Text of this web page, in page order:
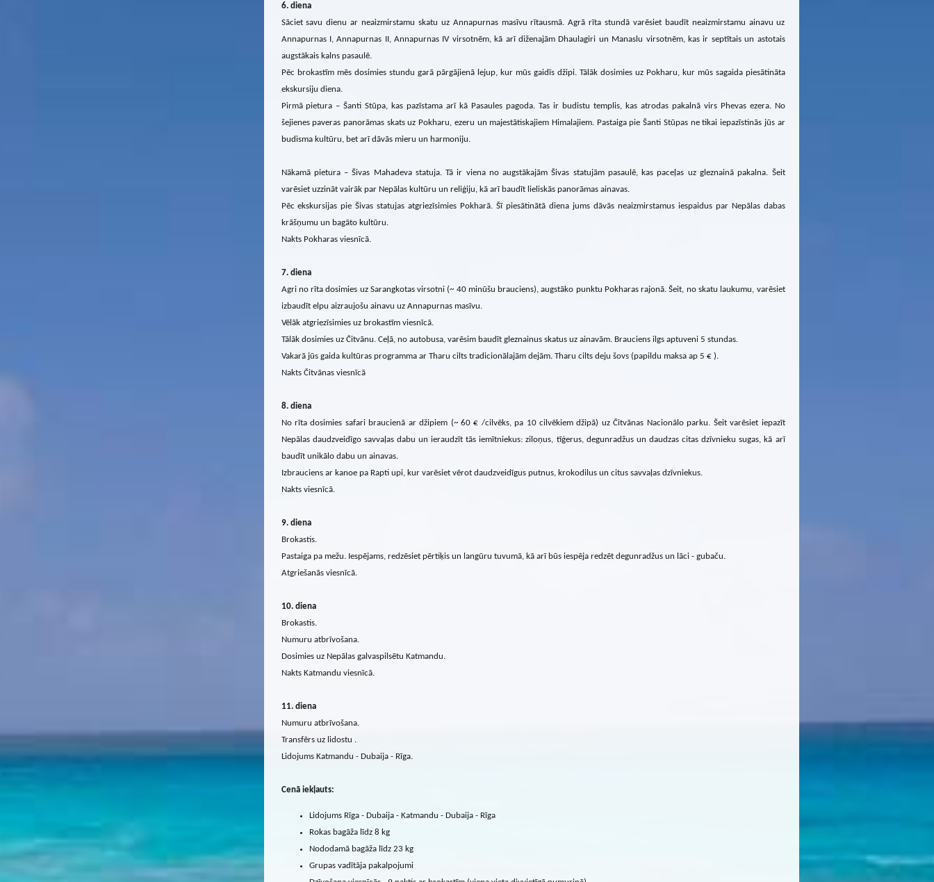
6. diena
Sāciet savu dienu ar neaizmirstamu skatu uz Annapurnas masīvu rītausmā. Agrā rīta stundā varēsiet baudīt neaizmirstamu ainavu uz
Annapurnas I, Annapurnas II, Annapurnas IV virsotnēm, kā arī diženajām Dhaulagiri un Manaslu virsotnēm, kas ir septītais un astotais
augstākais kalns pasaulē.
Pēc brokastīm mēs dosimies stundu garā pārgājienā lejup, kur mūs gaidīs džipi. Tālāk dosimies uz Pokharu, kur mūs sagaida piesātināta
ekskursiju diena.
Pirmā pietura – Šanti Stūpa, kas pazīstama arī kā Pasaules pagoda. Tas ir budistu templis, kas atrodas pakalnā virs Phevas ezera. No
šejienes paveras panorāmas skats uz Pokharu, ezeru un majestātiskajiem Himalajiem. Pastaiga pie Šanti Stūpas ne tikai iepazīstinās jūs ar
budisma kultūru, bet arī dāvās mieru un harmoniju.
Nākamā pietura – Šivas Mahadeva statuja. Tā ir viena no augstākajām Šivas statujām pasaulē, kas paceļas uz gleznainā pakalna. Šeit
varēsiet uzzināt vairāk par Nepālas kultūru un reliģiju, kā arī baudīt lieliskās panorāmas ainavas.
Pēc ekskursijas pie Šivas statujas atgriezīsimies Pokharā. Šī piesātinātā diena jums dāvās neaizmirstamus iespaidus par Nepālas dabas
krāšņumu un bagāto kultūru.
Nakts Pokharas viesnīcā.
7. diena
Agri no rīta dosimies uz Sarangkotas virsotni (~ 40 minūšu brauciens), augstāko punktu Pokharas rajonā. Šeit, no skatu laukumu, varēsiet
izbaudīt elpu aizraujošu ainavu uz Annapurnas masīvu.
Vēlāk atgriezīsimies uz brokastīm viesnīcā.
Tālāk dosimies uz Čitvānu. Ceļā, no autobusa, varēsim baudīt gleznainus skatus uz ainavām. Brauciens ilgs aptuveni 5 stundas.
Vakarā jūs gaida kultūras programma ar Tharu cilts tradicionālajām dejām. Tharu cilts deju šovs (papildu maksa ap 5 € ).
Nakts Čitvānas viesnīcā
8. diena
No rīta dosimies safari braucienā ar džipiem (~ 60 € /cilvēks, pa 10 cilvēkiem džipā) uz Čitvānas Nacionālo parku. Šeit varēsiet iepazīt
Nepālas daudzveidīgo savvaļas dabu un ieraudzīt tās iemītniekus: ziloņus, tīģerus, degunradžus un daudzas citas dzīvnieku sugas, kā arī
baudīt unikālo dabu un ainavas.
Izbrauciens ar kanoe pa Rapti upi, kur varēsiet vērot daudzveidīgus putnus, krokodilus un citus savvaļas dzīvniekus.
Nakts viesnīcā.
9. diena
Brokastis.
Pastaiga pa mežu. Iespējams, redzēsiet pērtiķis un langūru tuvumā, kā arī būs iespēja redzēt degunradžus un lāci - gubaču.
Atgriešanās viesnīcā.
10. diena
Brokastis.
Numuru atbrīvošana.
Dosimies uz Nepālas galvaspilsētu Katmandu.
Nakts Katmandu viesnīcā.
11. diena
Numuru atbrīvošana.
Transfērs uz lidostu .
Lidojums Katmandu - Dubaija - Rīga.
Cenā iekļauts:
Lidojums Rīga - Dubaija - Katmandu - Dubaija - Rīga
Rokas bagāža līdz 8 kg
Nododamā bagāža līdz 23 kg
Grupas vadītāja pakalpojumi